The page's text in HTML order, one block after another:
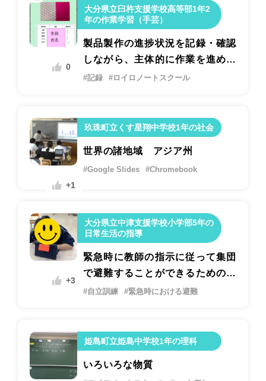
大分県立臼杵支援学校高等部1年2
年の作業学習（手芸）
0
製品製作の進捗状況を記録・確認
しながら、主体的に作業を進める
ための指導
#記録 #ロイロノートスクール
玖珠町立くす星翔中学校1年の社会
+1
世界の諸地域 アジア州
#Google Slides #Chromebook
大分県立中津支援学校小学部5年の
日常生活の指導
+3
緊急時に教師の指示に従って集団
で避難することができるための指
導
#自立訓練 #緊急時における避難
姫島町立姫島中学校1年の理科
いろいろな物質